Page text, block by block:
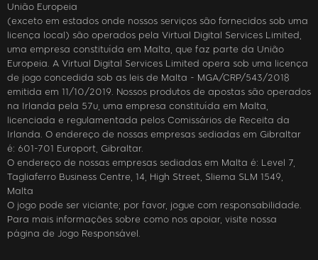
União Europeia
(exceto em estados onde nossos serviços são fornecidos sob uma
licença local) são operados pela Virtual Digital Services Limited,
uma empresa constituída em Malta, que faz parte da União
Europeia. A Virtual Digital Services Limited opera sob uma licença
de jogo concedida sob as leis de Malta - MGA/CRP/543/2018
emitida em 11/10/2019. Nossos produtos de apostas são operados
na Irlanda pela 57u, uma empresa constituída em Malta,
licenciada e regulamentada pelos Comissários de Receita da
Irlanda. O endereço de nossas empresas sediadas em Gibraltar
é: 601-701 Europort, Gibraltar.
O endereço de nossas empresas sediadas em Malta é: Level 7,
Tagliaferro Business Centre, 14, High Street, Sliema SLM 1549,
Malta
O jogo pode ser viciante; por favor, jogue com responsabilidade.
Para mais informações sobre como nos apoiar, visite nossa
página de Jogo Responsável.